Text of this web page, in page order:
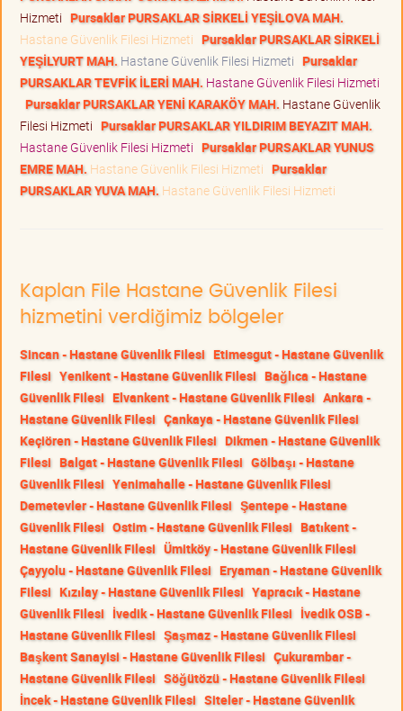
Hizmeti Pursaklar PURSAKLAR SİRKELİ YEŞİLOVA MAH.
Hastane Güvenlik Filesi Hizmeti Pursaklar PURSAKLAR SİRKELİ
YEŞİLYURT MAH. Hastane Güvenlik Filesi Hizmeti Pursaklar
PURSAKLAR TEVFİK İLERİ MAH. Hastane Güvenlik Filesi Hizmeti
Pursaklar PURSAKLAR YENİ KARAKÖY MAH. Hastane Güvenlik
Filesi Hizmeti Pursaklar PURSAKLAR YILDIRIM BEYAZIT MAH.
Hastane Güvenlik Filesi Hizmeti Pursaklar PURSAKLAR YUNUS
EMRE MAH. Hastane Güvenlik Filesi Hizmeti Pursaklar
PURSAKLAR YUVA MAH. Hastane Güvenlik Filesi Hizmeti
Kaplan File Hastane Güvenlik Filesi
hizmetini verdiğimiz bölgeler
Sincan - Hastane Güvenlik Filesi Etimesgut - Hastane Güvenlik
Filesi Yenikent - Hastane Güvenlik Filesi Bağlıca - Hastane
Güvenlik Filesi Elvankent - Hastane Güvenlik Filesi Ankara -
Hastane Güvenlik Filesi Çankaya - Hastane Güvenlik Filesi
Keçiören - Hastane Güvenlik Filesi Dikmen - Hastane Güvenlik
Filesi Balgat - Hastane Güvenlik Filesi Gölbaşı - Hastane
Güvenlik Filesi Yenimahalle - Hastane Güvenlik Filesi
Demetevler - Hastane Güvenlik Filesi Şentepe - Hastane
Güvenlik Filesi Ostim - Hastane Güvenlik Filesi Batıkent -
Hastane Güvenlik Filesi Ümitköy - Hastane Güvenlik Filesi
Çayyolu - Hastane Güvenlik Filesi Eryaman - Hastane Güvenlik
Filesi Kızılay - Hastane Güvenlik Filesi Yapracık - Hastane
Güvenlik Filesi İvedik - Hastane Güvenlik Filesi İvedik OSB -
Hastane Güvenlik Filesi Şaşmaz - Hastane Güvenlik Filesi
Başkent Sanayisi - Hastane Güvenlik Filesi Çukurambar -
Hastane Güvenlik Filesi Söğütözü - Hastane Güvenlik Filesi
İncek - Hastane Güvenlik Filesi Siteler - Hastane Güvenlik